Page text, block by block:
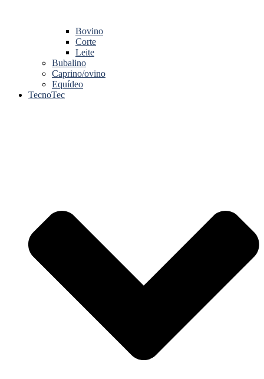
Bovino
Corte
Leite
Bubalino
Caprino/ovino
Equídeo
TecnoTec